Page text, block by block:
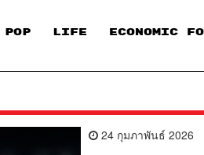
POP LIFE ECONOMIC
24 กุมภาพันธ์ 2026